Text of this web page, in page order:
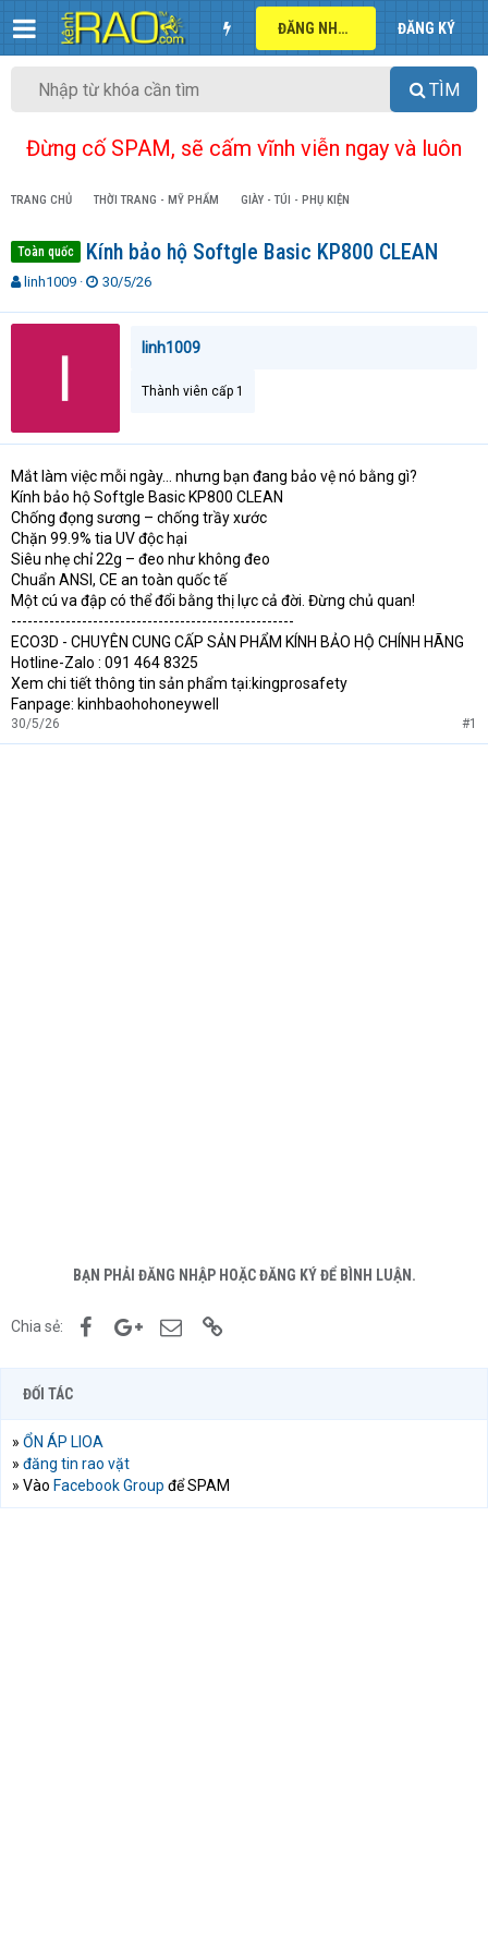
ĐĂNG NHẬP ĐĂNG KÝ
TÌM
Đừng cố SPAM, sẽ cấm vĩnh viễn ngay và luôn
TRANG CHỦ THỜI TRANG - MỸ PHẨM GIÀY - TÚI - PHỤ KIỆN
Toàn quốc Kính bảo hộ Softgle Basic KP800 CLEAN
T
r
a
t
e
r
linh1009
N
à
30/5/26
linh1009
Thành viên cấp 1
Mắt làm việc mỗi ngày… nhưng bạn đang bảo vệ nó bằng gì?
Kính bảo hộ Softgle Basic KP800 CLEAN
Chống đọng sương – chống trầy xước
Chặn 99.9% tia UV độc hại
Siêu nhẹ chỉ 22g – đeo như không đeo
Chuẩn ANSI, CE an toàn quốc tế
Một cú va đập có thể đổi bằng thị lực cả đời. Đừng chủ quan!
----------------------------------------------------
ECO3D - CHUYÊN CUNG CẤP SẢN PHẨM KÍNH BẢO HỘ CHÍNH HÃNG
Hotline-Zalo : 091 464 8325
Xem chi tiết thông tin sản phẩm tại:kingprosafety
Fanpage: kinhbaohohoneywell
30/5/26 #1
BẠN PHẢI ĐĂNG NHẬP HOẶC ĐĂNG KÝ ĐỂ BÌNH LUẬN.
Chia sẻ: FacebookGoogle+Email
ĐỐI TÁC
» ỔN ÁP LIOA
» đăng tin rao vặt
» Vào Facebook Group để SPAM